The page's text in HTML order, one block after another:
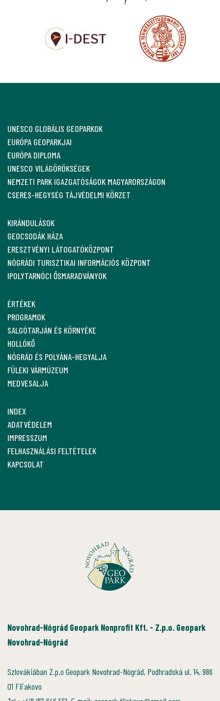
UNESCO GLOBÁLIS GEOPARKOK
EURÓPA GEOPARKJAI
EURÓPA DIPLOMA
UNESCO VILÁGÖRÖKSÉGEK
NEMZETI PARK IGAZGATÓSÁGOK MAGYARORSZÁGON
CSERES-HEGYSÉG TÁJVÉDELMI KÖRZET
KIRÁNDULÁSOK
GEOCSODÁK HÁZA
ERESZTVÉNYI LÁTOGATÓKÖZPONT
NÓGRÁDI TURISZTIKAI INFORMÁCIÓS KÖZPONT
IPOLYTARNÓCI ŐSMARADVÁNYOK
ÉRTÉKEK
PROGRAMOK
SALGÓTARJÁN ÉS KÖRNYÉKE
HOLLÓKŐ
NÓGRÁD ÉS POLYÁNA-HEGYALJA
FÜLEKI VÁRMÚZEUM
MEDVESALJA
INDEX
ADATVÉDELEM
IMPRESSZUM
FELHASZNÁLÁSI FELTÉTELEK
KAPCSOLAT
Novohrad-Nógrád Geopark Nonprofit Kft. - Z.p.o. Geopark
Novohrad-Nógrád
Szlovákiában Z.p.o Geopark Novohrad-Nógrád, Podhradská ul. 14, 986
01 Fiľakovo